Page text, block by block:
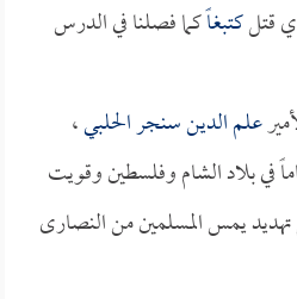
قتلكتبغاًكما فصلنا في الدرس
علم الدين سنجر الحلبي،
في بلاد الشام وفلسطين وقويت
يمس المسلمين من النصارى